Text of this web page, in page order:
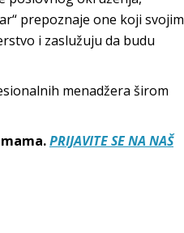
prepoznaje one koji svojim
i zaslužuju da budu
menadžera širom
PRIJAVITE SE NA NAŠ